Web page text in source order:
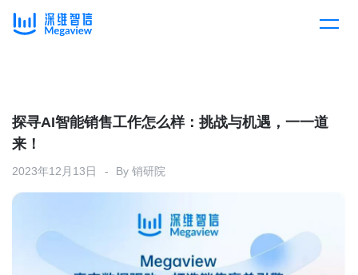
产品总览
产品集成
解决方案
按行业
客户案例
定价
探寻AI智能销售工作怎么样：挑战与机遇，一一道
来！
2023年12月13日 By 销研院